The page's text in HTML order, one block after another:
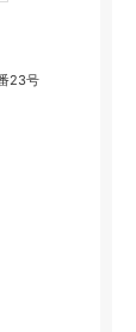
23号